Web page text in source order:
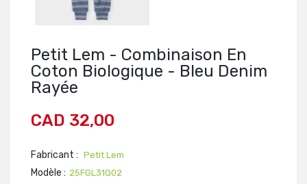
Petit Lem - Combinaison En
Coton Biologique - Bleu Denim
Rayée
CAD 32,00
Fabricant : Petit Lem
Modèle : 25FGL31Q02